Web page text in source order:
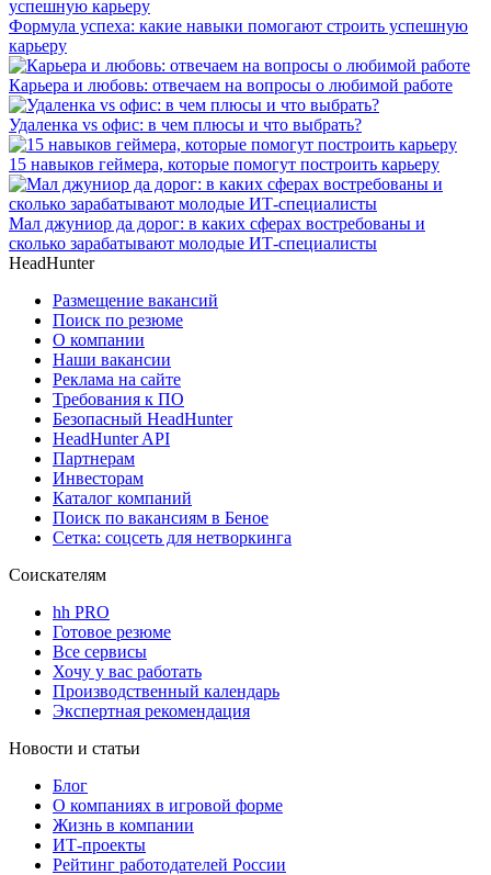
Формула успеха: какие навыки помогают строить успешную
карьеру
Карьера и любовь: отвечаем на вопросы о любимой работе
Удаленка vs офис: в чем плюсы и что выбрать?
15 навыков геймера, которые помогут построить карьеру
Мал джуниор да дорог: в каких сферах востребованы и
сколько зарабатывают молодые ИТ-специалисты
HeadHunter
Размещение вакансий
Поиск по резюме
О компании
Наши вакансии
Реклама на сайте
Требования к ПО
Безопасный HeadHunter
HeadHunter API
Партнерам
Инвесторам
Каталог компаний
Поиск по вакансиям в Беное
Сетка: соцсеть для нетворкинга
Соискателям
hh PRO
Готовое резюме
Все сервисы
Хочу у вас работать
Производственный календарь
Экспертная рекомендация
Новости и статьи
Блог
О компаниях в игровой форме
Жизнь в компании
ИТ-проекты
Рейтинг работодателей России